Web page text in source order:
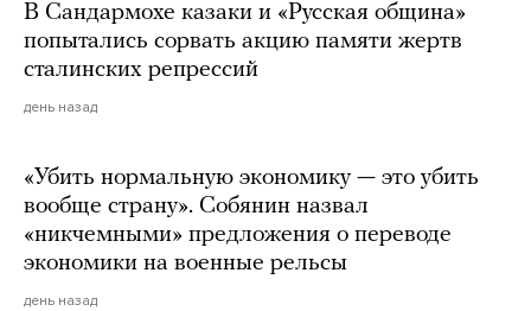
В Сандармохе казаки и «Русская община»
попытались сорвать акцию памяти жертв
сталинских репрессий
день назад
«Убить нормальную экономику — это убить
вообще страну». Собянин назвал
«никчемными» предложения о переводе
экономики на военные рельсы
день назад